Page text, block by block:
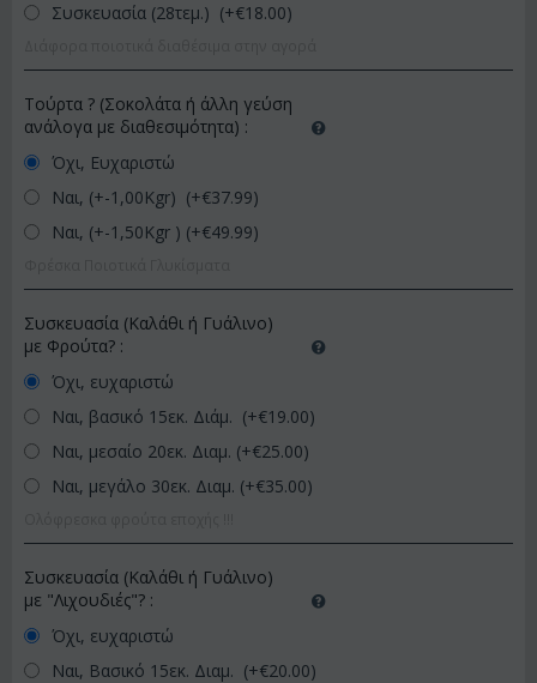
Συσκευασία (28τεμ.) (+€18.00)
Τούρτα ? (Σοκολάτα ή άλλη γεύση
ανάλογα με διαθεσιμότητα) :
Όχι, Ευχαριστώ
Ναι, (+-1,00Kgr) (+€37.99)
Ναι, (+-1,50Kgr ) (+€49.99)
Συσκευασία (Καλάθι ή Γυάλινο)
με Φρούτα? :
Όχι, ευχαριστώ
Ναι, βασικό 15εκ. Διάμ. (+€19.00)
Ναι, μεσαίο 20εκ. Διαμ. (+€25.00)
Ναι, μεγάλο 30εκ. Διαμ. (+€35.00)
Συσκευασία (Καλάθι ή Γυάλινο)
με "Λιχουδιές"? :
Όχι, ευχαριστώ
Ναι, Βασικό 15εκ. Διαμ. (+€20.00)